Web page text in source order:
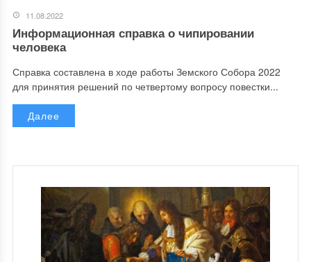
11.08.2022
Информационная справка о чипировании
человека
Справка составлена в ходе работы Земского Собора 2022
для принятия решений по четвертому вопросу повестки...
Далее